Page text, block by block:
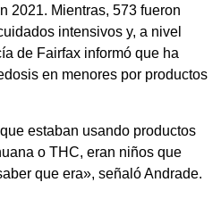
2021. Mientras, 573 fueron
intensivos y, a nivel
de Fairfax informó que ha
en menores por productos
estaban usando productos
o THC, eran niños que
que era», señaló Andrade.